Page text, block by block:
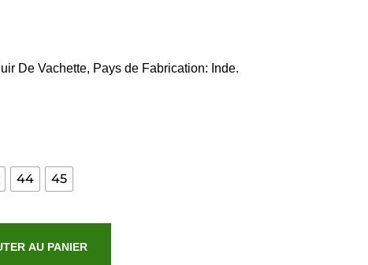
De Vachette, Pays de Fabrication: Inde.
44 45
AU PANIER